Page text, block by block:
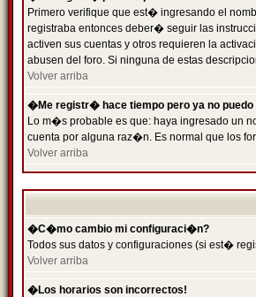
Primero verifique que est� ingresando el
registraba entonces deber� seguir las
activen sus cuentas y otros requieren la
abusen del foro. Si ninguna de estas
Volver arriba
�Me registr� hace tiempo pero ya no puedo
Lo m�s probable es que: haya ingresado un
cuenta por alguna raz�n. Es normal que los
Volver arriba
�C�mo cambio mi configuraci�n?
Todos sus datos y configuraciones (si est�
Volver arriba
�Los horarios son incorrectos!